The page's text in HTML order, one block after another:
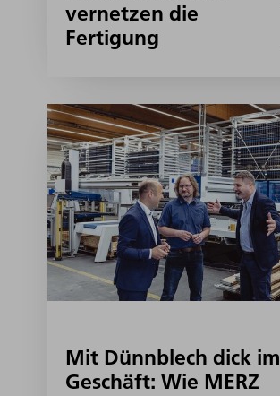
vernetzen die
Fertigung
Mit Dünnblech dick im
Geschäft: Wie MERZ